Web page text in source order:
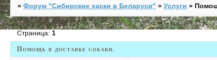
»Форум "Cибирские хаски в Беларуси" »Услуги »
Помощь в доставке собаки.
Страница: 1